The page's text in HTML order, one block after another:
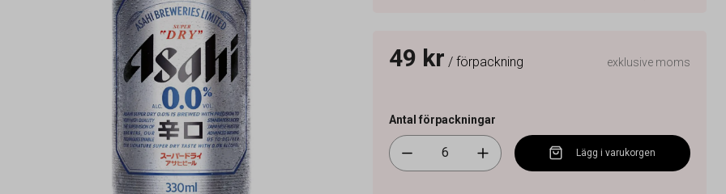
49 kr / förpackning exklusive moms
Antal förpackningar
Lägg i varukorgen